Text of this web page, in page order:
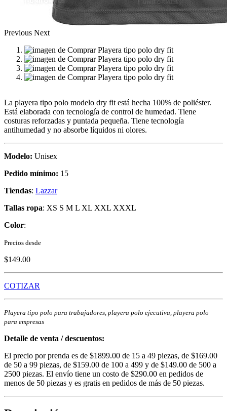
Previous Next
La playera tipo polo modelo dry fit está hecha 100% de poliéster.
Está elaborada con tecnología de control de humedad. Tiene
costuras reforzadas y puntada pequeña. Tiene tecnología
antihumedad y no absorbe líquidos ni olores.
Modelo: Unisex
Pedido mínimo: 15
Tiendas: Lazzar
Tallas ropa: XS S M L XL XXL XXXL
Color:
Precios desde
$149.00
COTIZAR
Playera tipo polo para trabajadores, playera polo ejecutiva, playera polo
para empresas
Detalle de venta / descuentos:
El precio por prenda es de $1899.00 de 15 a 49 piezas, de $169.00
de 50 a 99 piezas, de $159.00 de 100 a 499 y de $149.00 de 500 a
2500 piezas. El envío tiene un costo de $290.00 en pedidos de
menos de 50 piezas y es gratis en pedidos de más de 50 piezas.